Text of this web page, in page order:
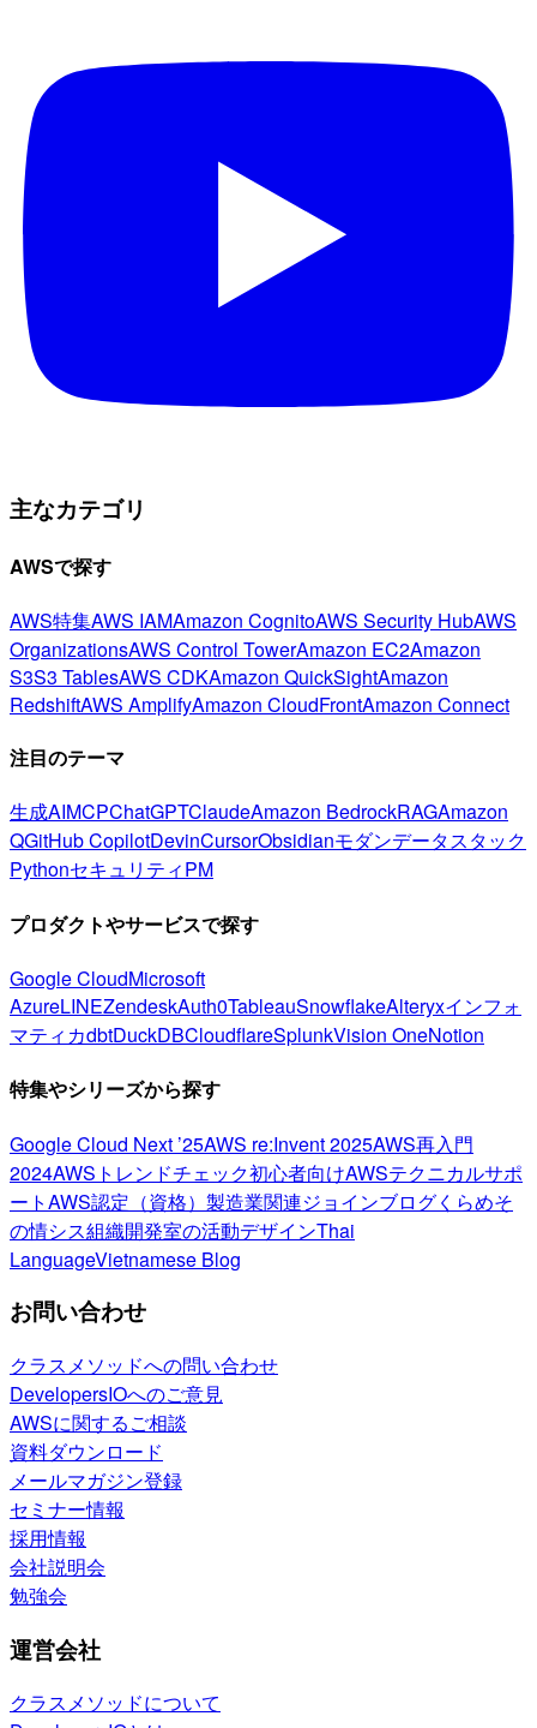
主なカテゴリ
AWSで探す
AWS特集AWS IAMAmazon CognitoAWS Security HubAWS
OrganizationsAWS Control TowerAmazon EC2Amazon
S3S3 TablesAWS CDKAmazon QuickSightAmazon
RedshiftAWS AmplifyAmazon CloudFrontAmazon Connect
注目のテーマ
生成AIMCPChatGPTClaudeAmazon BedrockRAGAmazon
QGitHub CopilotDevinCursorObsidianモダンデータスタック
PythonセキュリティPM
プロダクトやサービスで探す
Google CloudMicrosoft
AzureLINEZendeskAuth0TableauSnowflakeAlteryxインフォ
マティカdbtDuckDBCloudflareSplunkVision OneNotion
特集やシリーズから探す
Google Cloud Next ’25AWS re:Invent 2025AWS再入門
2024AWSトレンドチェック初心者向けAWSテクニカルサポ
ートAWS認定（資格） 製造業関連ジョインブログくらめそ
の情シス組織開発室の活動デザインThai
LanguageVietnamese Blog
お問い合わせ
クラスメソッドへの問い合わせ
DevelopersIOへのご意見
AWSに関するご相談
資料ダウンロード
メールマガジン登録
セミナー情報
採用情報
会社説明会
勉強会
運営会社
クラスメソッドについて